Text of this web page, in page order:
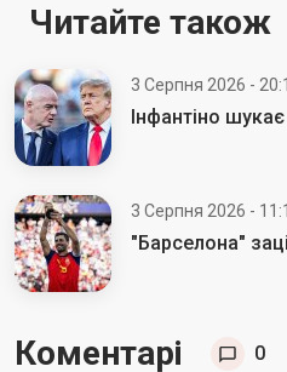
Читайте також
3 Серпня 2026 -
Інфантіно
3 Серпня 2026 -
"Барселона"
Коментарі 0